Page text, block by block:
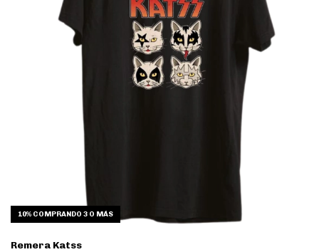
10% COMPRANDO 3 O MÁS
Remera Katss